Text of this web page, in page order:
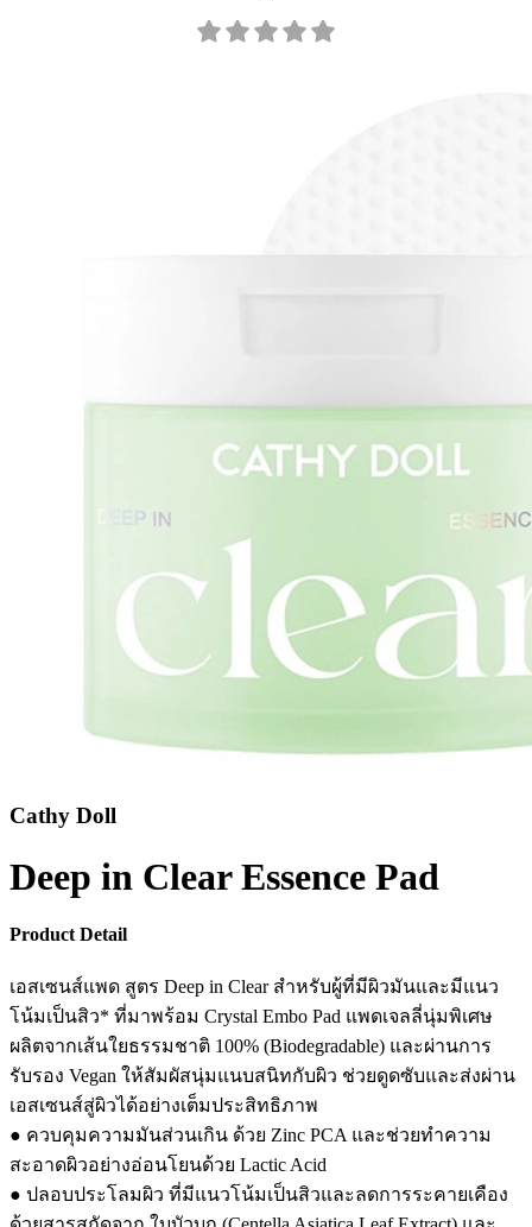
Cathy Doll
Deep in Clear Essence Pad
Product Detail
เอสเซนส์แพด สูตร Deep in Clear สำหรับผู้ที่มีผิวมันและมีแนว
โน้มเป็นสิว* ที่มาพร้อม Crystal Embo Pad แพดเจลลี่นุ่มพิเศษ
ผลิตจากเส้นใยธรรมชาติ 100% (Biodegradable) และผ่านการ
รับรอง Vegan ให้สัมผัสนุ่มแนบสนิทกับผิว ช่วยดูดซับและส่งผ่าน
เอสเซนส์สู่ผิวได้อย่างเต็มประสิทธิภาพ
● ควบคุมความมันส่วนเกิน ด้วย Zinc PCA และช่วยทำความ
สะอาดผิวอย่างอ่อนโยนด้วย Lactic Acid
● ปลอบประโลมผิว ที่มีแนวโน้มเป็นสิวและลดการระคายเคือง